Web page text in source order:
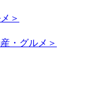
＞
・グルメ＞